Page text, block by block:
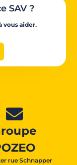
SAV ?
vous aider.
rue Schnapper